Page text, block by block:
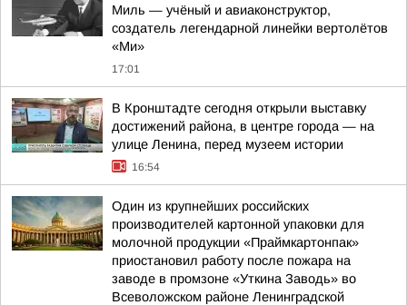
Миль — учёный и авиаконструктор,
создатель легендарной линейки вертолётов
«Ми»
17:01
В Кронштадте сегодня открыли выставку
достижений района, в центре города — на
улице Ленина, перед музеем истории
16:54
Один из крупнейших российских
производителей картонной упаковки для
молочной продукции «Праймкартонпак»
приостановил работу после пожара на
заводе в промзоне «Уткина Заводь» во
Всеволожском районе Ленинградской